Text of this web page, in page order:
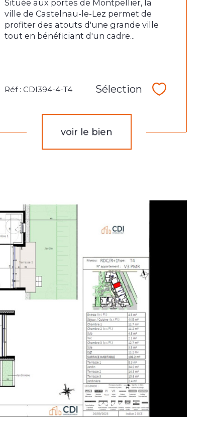
Située aux portes de Montpellier, la
ville de Castelnau-le-Lez permet de
profiter des atouts d'une grande ville
tout en bénéficiant d'un cadre...
Réf : CDI394-4-T4 Sélection
voir le bien